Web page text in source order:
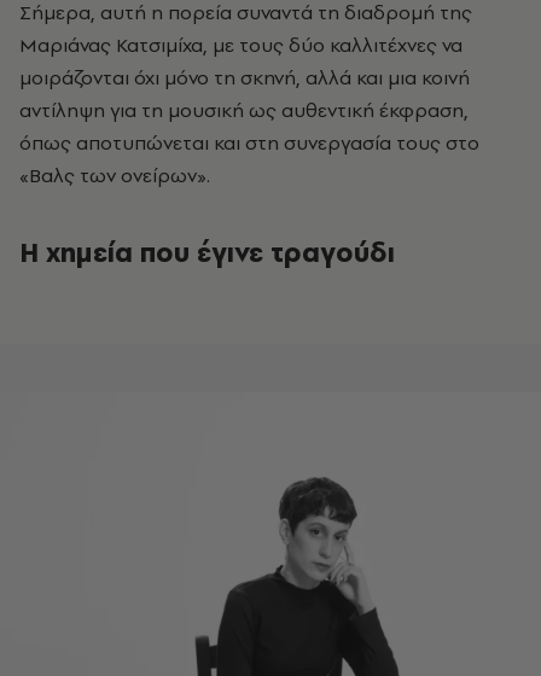
Σήμερα, αυτή η πορεία συναντά τη διαδρομή της
Μαριάνας Κατσιμίχα, με τους δύο καλλιτέχνες να
μοιράζονται όχι μόνο τη σκηνή, αλλά και μια κοινή
αντίληψη για τη μουσική ως αυθεντική έκφραση,
όπως αποτυπώνεται και στη συνεργασία τους στο
«Βαλς των ονείρων».
Η χημεία που έγινε τραγούδι